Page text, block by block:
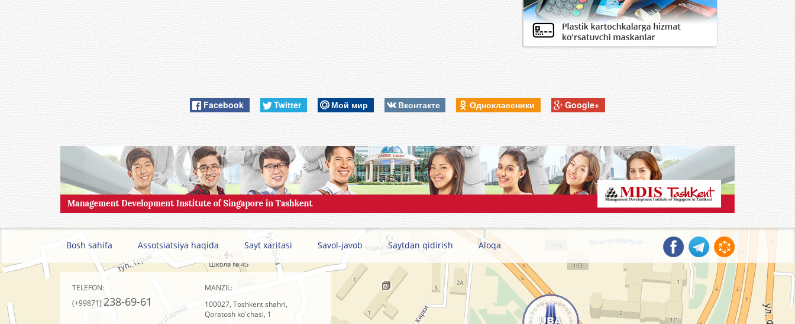
Facebook Twitter Мой мир Вконтакте Одноклассники Google+
Bosh sahifa Assotsiatsiya haqida Sayt xaritasi Savol-javob Saytdan qidirish Aloqa
TELEFON:
(+99871)238-69-61
MANZIL:
100027, Toshkent shahri,
Qoratosh ko'chasi, 1